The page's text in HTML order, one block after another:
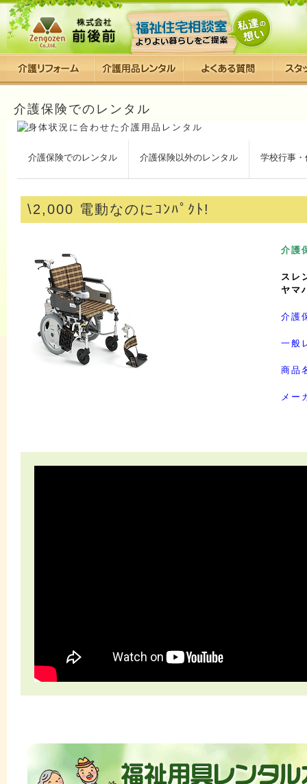
介護保険でのレンタル
介護保険でのレンタル 介護保険以外のレンタル 学校行事・
\2,000 電動なのにｺﾝﾊﾟｸﾄ!
介護
スレ
ヤマ
介護
一般
商品
メー